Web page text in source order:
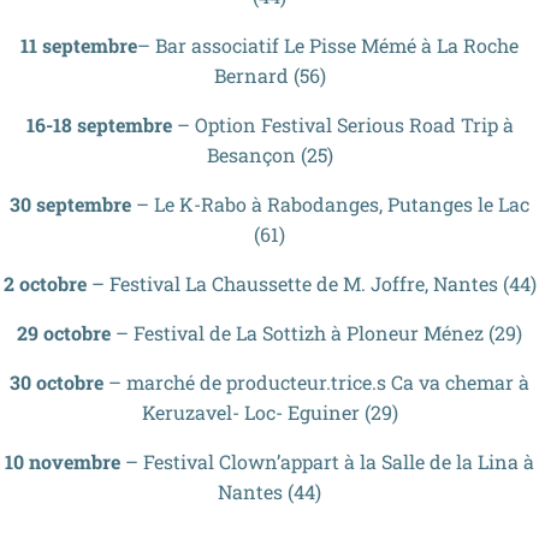
11 septembre– Bar associatif Le Pisse Mémé à La Roche
Bernard (56)
16-18 septembre– Option Festival Serious Road Trip à
Besançon (25)
30 septembre – Le K-Rabo à Rabodanges, Putanges le Lac
(61)
2 octobre– Festival La Chaussette de M. Joffre, Nantes (44)
29 octobre – Festival de La Sottizh à Ploneur Ménez (29)
30 octobre – marché de producteur.trice.s Ca va chemar à
Keruzavel- Loc- Eguiner (29)
10 novembre – Festival Clown’appart à la Salle de la Lina à
Nantes (44)